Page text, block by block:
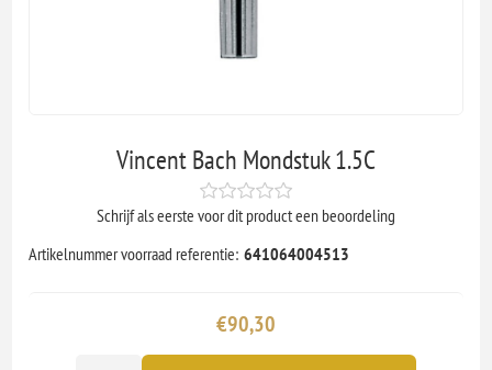
Vincent Bach Mondstuk 1.5C
Schrijf als eerste voor dit product een beoordeling
Artikelnummer voorraad referentie: 641064004513
€90,30